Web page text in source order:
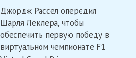
Джордж Рассел опередил
Шарля Леклера, чтобы
обеспечить первую победу в
виртуальном чемпионате F1